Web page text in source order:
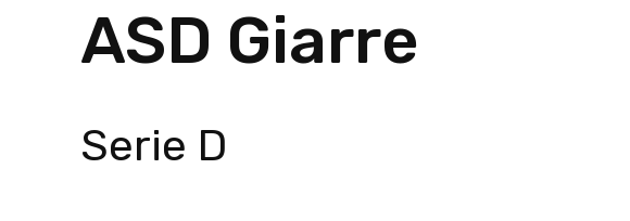
ASD Giarre
Serie D